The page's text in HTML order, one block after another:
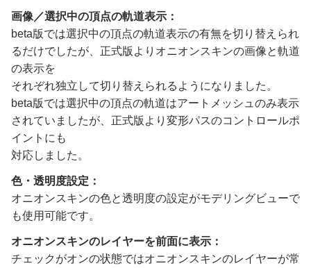
画像／選択中の頂点の軌道表示：
beta版では選択中の頂点の軌道表示の有無を切り替えられ
るだけでしたが、正式版よりオニオンスキンの画像と軌道
の表示を
それぞれ独立して切り替えられるようになりました。
beta版では選択中の頂点の軌道はアートメッシュのみ表示
されていましたが、正式版より変形パスのコントロールポ
イントにも
対応しました。
色・透明度設定：
オニオンスキンの色と透明度の設定がモデリングビューで
も使用可能です。
オニオンスキンのレイヤーを前面に表示：
チェックがオンの状態ではオニオンスキンのレイヤーが常